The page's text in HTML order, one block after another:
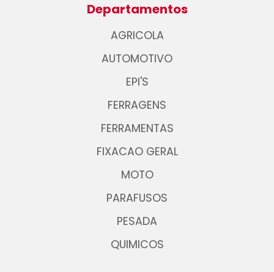
Departamentos
AGRICOLA
AUTOMOTIVO
EPI'S
FERRAGENS
FERRAMENTAS
FIXACAO GERAL
MOTO
PARAFUSOS
PESADA
QUIMICOS